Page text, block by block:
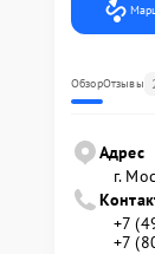
ОбзорОтзывы
Адрес
г.
+7
+7